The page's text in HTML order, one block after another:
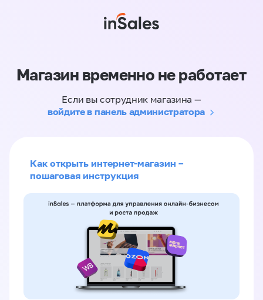
Магазин временно не работает
Если вы сотрудник магазина —
войдите в панель администратора
Как открыть интернет-магазин –
пошаговая инструкция